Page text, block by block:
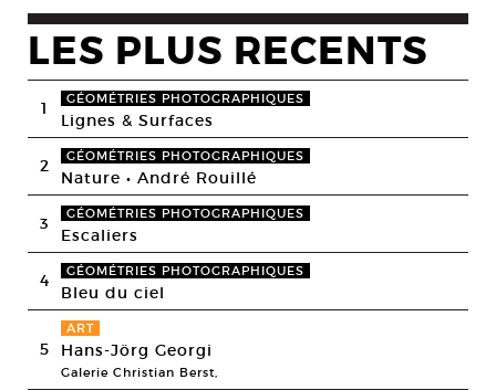
LES PLUS RECENTS
1 GÉOMÉTRIES PHOTOGRAPHIQUES
Lignes & Surfaces
2 GÉOMÉTRIES PHOTOGRAPHIQUES
Nature • André Rouillé
3 GÉOMÉTRIES PHOTOGRAPHIQUES
Escaliers
4 GÉOMÉTRIES PHOTOGRAPHIQUES
Bleu du ciel
5
ART
Hans-Jörg Georgi
Galerie Christian Berst,